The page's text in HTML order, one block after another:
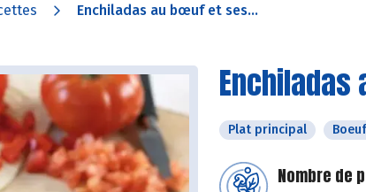
Enchiladas au bœuf et ses...
Plat principal Boeuf
Nombre de